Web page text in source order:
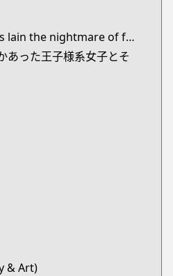
ja:serial experiments lain the nightmare of fabrication
あった王子様系女子とそ
& Art)